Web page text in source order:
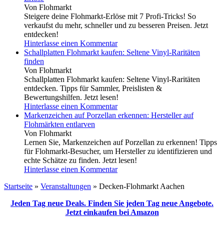
Von Flohmarkt
Steigere deine Flohmarkt-Erlöse mit 7 Profi-Tricks! So
verkaufst du mehr, schneller und zu besseren Preisen. Jetzt
entdecken!
Hinterlasse einen Kommentar
Schallplatten Flohmarkt kaufen: Seltene Vinyl-Raritäten
finden
Von Flohmarkt
Schallplatten Flohmarkt kaufen: Seltene Vinyl-Raritäten
entdecken. Tipps für Sammler, Preislisten &
Bewertungshilfen. Jetzt lesen!
Hinterlasse einen Kommentar
Markenzeichen auf Porzellan erkennen: Hersteller auf
Flohmärkten entlarven
Von Flohmarkt
Lernen Sie, Markenzeichen auf Porzellan zu erkennen! Tipps
für Flohmarkt-Besucher, um Hersteller zu identifizieren und
echte Schätze zu finden. Jetzt lesen!
Hinterlasse einen Kommentar
Startseite » Veranstaltungen » Decken-Flohmarkt Aachen
Jeden Tag neue Deals. Finden Sie jeden Tag neue Angebote.
Jetzt einkaufen bei Amazon